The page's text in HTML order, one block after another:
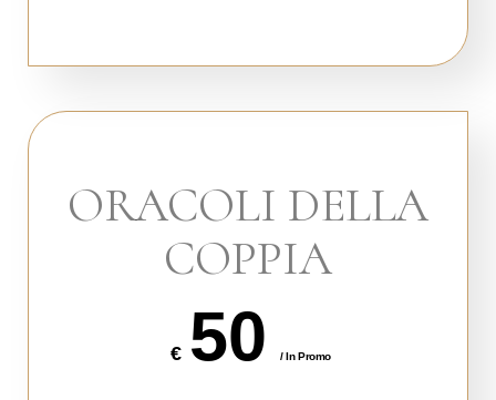
ORACOLI DELLA
COPPIA
€ 50 / In Promo